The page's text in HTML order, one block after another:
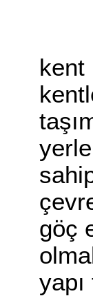
göç
yapı